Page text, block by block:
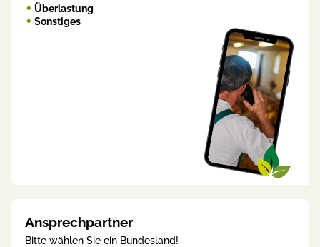
Überlastung
Sonstiges
Ansprechpartner
Bitte wählen Sie ein Bundesland!